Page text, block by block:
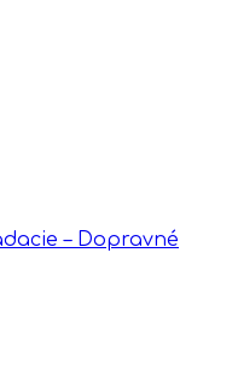
– Dopravné